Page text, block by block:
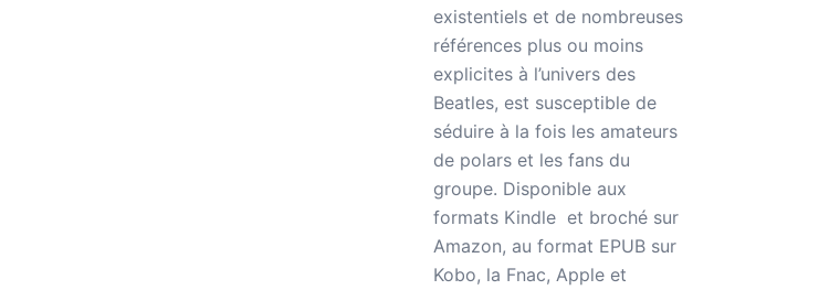
existentiels et de nombreuses
références plus ou moins
explicites à l’univers des
Beatles, est susceptible de
séduire à la fois les amateurs
de polars et les fans du
groupe. Disponible aux
formats Kindle et broché sur
Amazon, au format EPUB sur
Kobo, la Fnac, Apple et